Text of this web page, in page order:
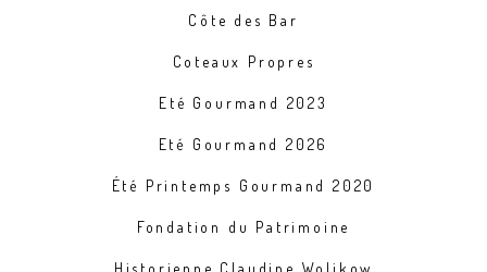
Côte des Bar
Coteaux Propres
Eté Gourmand 2023
Eté Gourmand 2026
Été Printemps Gourmand 2020
Fondation du Patrimoine
Historienne Claudine Wolikow